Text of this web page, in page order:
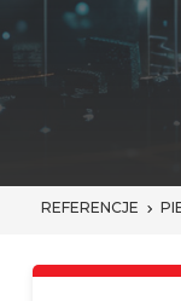
REFERENCJE